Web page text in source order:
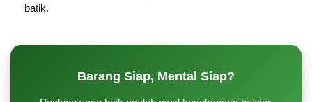
batik.
Barang Siap, Mental Siap?